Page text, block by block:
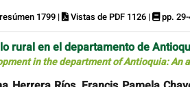
1799 | Vistas de PDF 1126 | pp.
rural en el departamento de
in the department of Antioquia: An